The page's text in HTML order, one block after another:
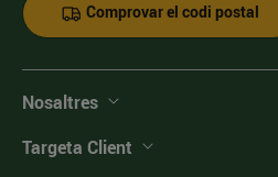
Comprovar el codi postal
Nosaltres
Targeta Client